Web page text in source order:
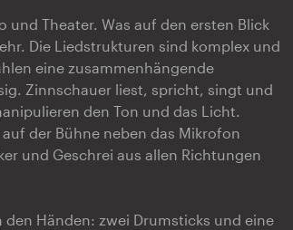
und Theater. Was auf den ersten Blick
Die Liedstrukturen sind komplex und
eine zusammenhängende
Zinnschauer liest, spricht, singt und
den Ton und das Licht.
der Bühne neben das Mikrofon
und Geschrei aus allen Richtungen
Händen: zwei Drumsticks und eine